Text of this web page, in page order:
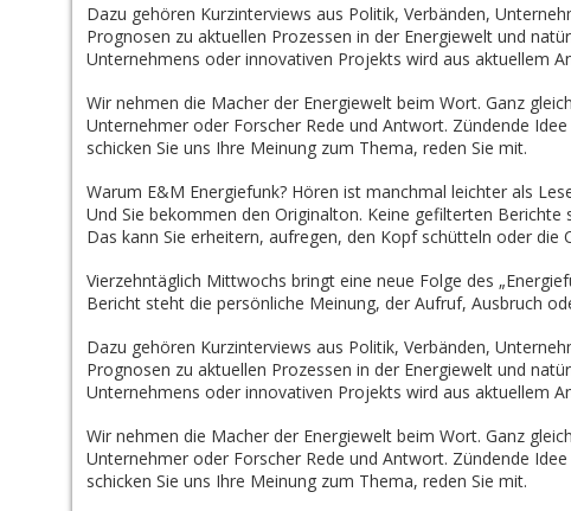
Dazu gehören Kurzinterviews aus Politik, Verbänden,
Prognosen zu aktuellen Prozessen in der Energiewelt und
Unternehmens oder innovativen Projekts wird aus aktuellem
Wir nehmen die Macher der Energiewelt beim Wort. Ganz
Unternehmer oder Forscher Rede und Antwort. Zündende
schicken Sie uns Ihre Meinung zum Thema, reden Sie mit.
Warum E&M Energiefunk? Hören ist manchmal leichter als
Und Sie bekommen den Originalton. Keine gefilterten
Das kann Sie erheitern, aufregen, den Kopf schütteln oder die
Vierzehntäglich Mittwochs bringt eine neue Folge des
Bericht steht die persönliche Meinung, der Aufruf, Ausbruch
Dazu gehören Kurzinterviews aus Politik, Verbänden,
Prognosen zu aktuellen Prozessen in der Energiewelt und
Unternehmens oder innovativen Projekts wird aus aktuellem
Wir nehmen die Macher der Energiewelt beim Wort. Ganz
Unternehmer oder Forscher Rede und Antwort. Zündende
schicken Sie uns Ihre Meinung zum Thema, reden Sie mit.